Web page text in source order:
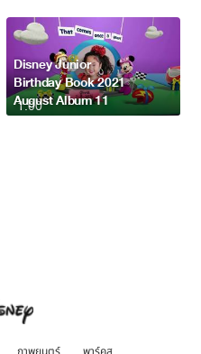
1:00
Disney Junior
Birthday Book 2021
August Album 11